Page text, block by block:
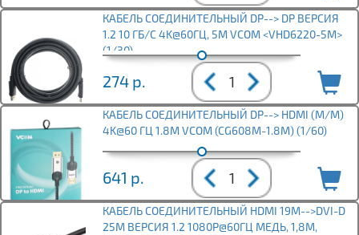
КАБЕЛЬ СОЕДИНИТЕЛЬНЫЙ DP--> DP ВЕРСИЯ
1.2 10 ГБ/С 4K@60ГЦ, 5М VCOM <VHD6220-5M>
(1/30)
274 р.
КАБЕЛЬ СОЕДИНИТЕЛЬНЫЙ DP--> HDMI (М/М)
4K@60 ГЦ 1.8M VCOM (CG608M-1.8M) (1/60)
641 р.
КАБЕЛЬ СОЕДИНИТЕЛЬНЫЙ HDMI 19M-->DVI-D
25M ВЕРСИЯ 1.2 1080P@60ГЦ МЕДЬ, 1,8М,